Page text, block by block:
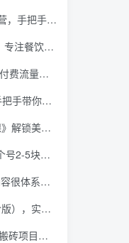
0~1做带货主播
线下运营干货
得超额变现转化
好音抖‬‬SEO
+工资or销量翻倍
每天稳定50+
原价16800
葛一到流量必爆
细操作教程】